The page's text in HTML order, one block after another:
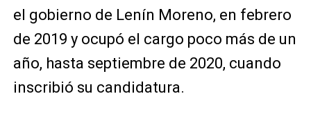
el gobierno de Lenín Moreno, en febrero
de 2019 y ocupó el cargo poco más de un
año, hasta septiembre de 2020, cuando
inscribió su candidatura.